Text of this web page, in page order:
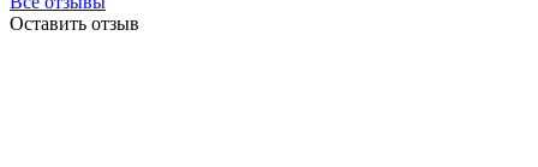
Оставить отзыв